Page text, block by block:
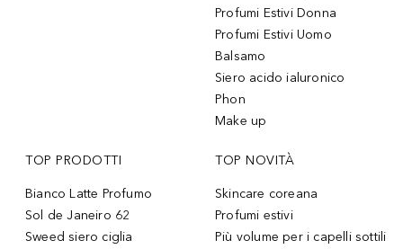
Profumi Estivi Donna
Profumi Estivi Uomo
Balsamo
Siero acido ialuronico
Phon
Make up
TOP PRODOTTI
Bianco Latte Profumo
Sol de Janeiro 62
Sweed siero ciglia
TOP NOVITÀ
Skincare coreana
Profumi estivi
Più volume per i capelli sottili